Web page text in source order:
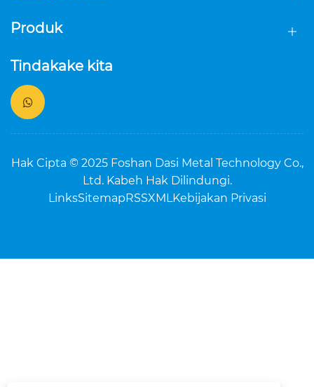
Produk
Tindakake kita
Hak Cipta © 2025 Foshan Dasi Metal Technology Co.,
Ltd. Kabeh Hak Dilindungi.
LinksSitemap RSSXMLKebijakan Privasi